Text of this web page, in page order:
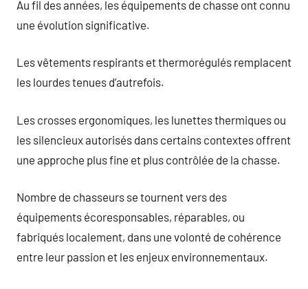
Au fil des années, les équipements de chasse ont connu
une évolution significative.
Les vêtements respirants et thermorégulés remplacent
les lourdes tenues d’autrefois.
Les crosses ergonomiques, les lunettes thermiques ou
les silencieux autorisés dans certains contextes offrent
une approche plus fine et plus contrôlée de la chasse.
Nombre de chasseurs se tournent vers des
équipements écoresponsables, réparables, ou
fabriqués localement, dans une volonté de cohérence
entre leur passion et les enjeux environnementaux.